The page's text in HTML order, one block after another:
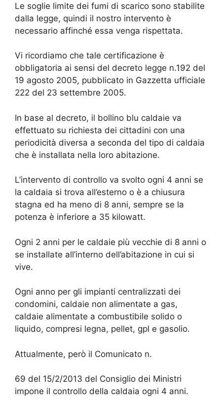
Le soglie limite dei fumi di scarico sono stabilite
dalla legge, quindi il nostro intervento è
necessario affinché essa venga rispettata.
Vi ricordiamo che tale certificazione è
obbligatoria ai sensi del decreto legge n.192 del
19 agosto 2005, pubblicato in Gazzetta ufficiale
222 del 23 settembre 2005.
In base al decreto, il bollino blu caldaie va
effettuato su richiesta dei cittadini con una
periodicità diversa a seconda del tipo di caldaia
che è installata nella loro abitazione.
L’intervento di controllo va svolto ogni 4 anni se
la caldaia si trova all’esterno o è a chiusura
stagna ed ha meno di 8 anni, sempre se la
potenza è inferiore a 35 kilowatt.
Ogni 2 anni per le caldaie più vecchie di 8 anni o
se installate all’interno dell’abitazione in cui si
vive.
Ogni anno per gli impianti centralizzati dei
condomini, caldaie non alimentate a gas,
caldaie alimentate a combustibile solido o
liquido, compresi legna, pellet, gpl e gasolio.
Attualmente, però il Comunicato n.
69 del 15/2/2013 del Consiglio dei Ministri
impone il controllo della caldaia ogni 4 anni.